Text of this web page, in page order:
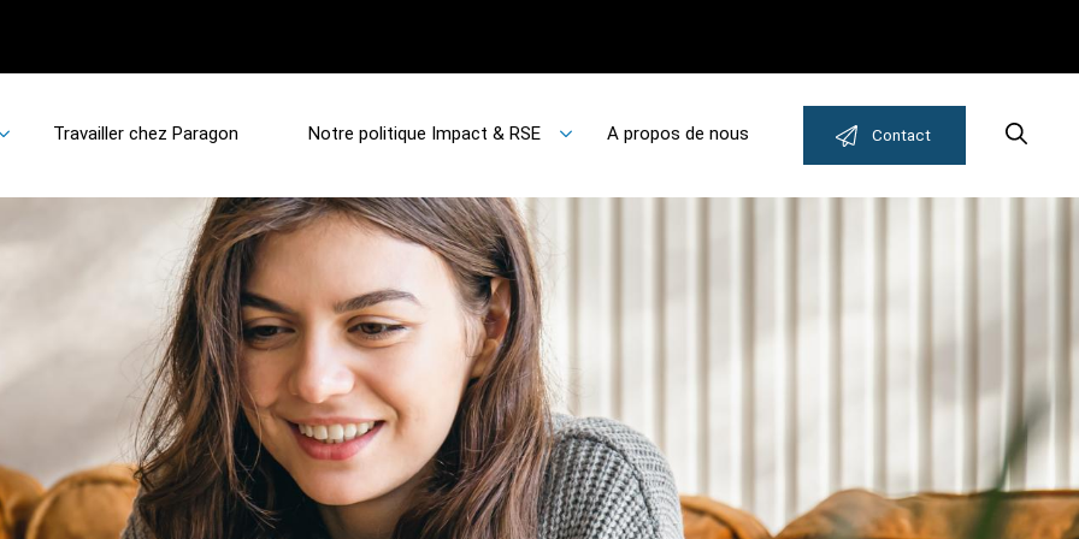
Travailler chez Paragon Notre politique Impact & RSE A propos de nous Contact Search